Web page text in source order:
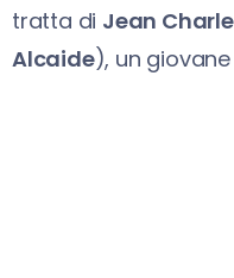
tratta di Jean
Alcaide), un